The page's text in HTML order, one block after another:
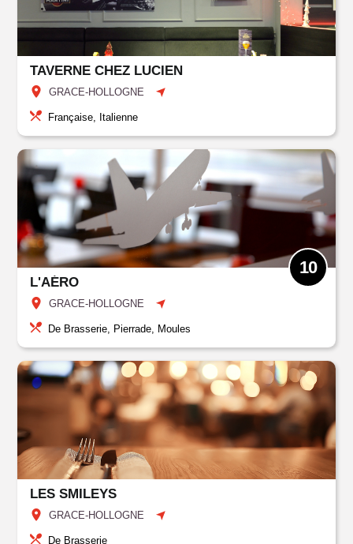
TAVERNE CHEZ LUCIEN
GRACE-HOLLOGNE
Française, Italienne
L'AÉRO
GRACE-HOLLOGNE
10
De Brasserie, Pierrade, Moules
LES SMILEYS
GRACE-HOLLOGNE
De Brasserie